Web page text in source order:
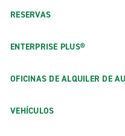
RESERVAS
ENTERPRISE PLUS®
OFICINAS DE ALQUILER DE
VEHÍCULOS